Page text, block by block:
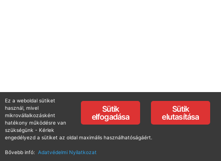
Sütik
elutasítása
Sütik
elfogadása
Ez a weboldal sütiket
használ, mivel
mikrovállalkozásként
hatékony működésre van
szükségünk - Kérlek
engedélyezd a sütiket az oldal maximális használhatóságáért.
Bővebb infó: Adatvédelmi Nyilatkozat